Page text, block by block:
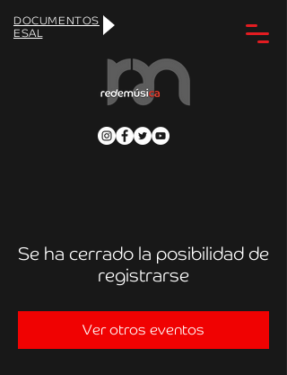
DOCUMENTOS
ESAL
Se ha cerrado la posibilidad de
registrarse
Ver otros eventos